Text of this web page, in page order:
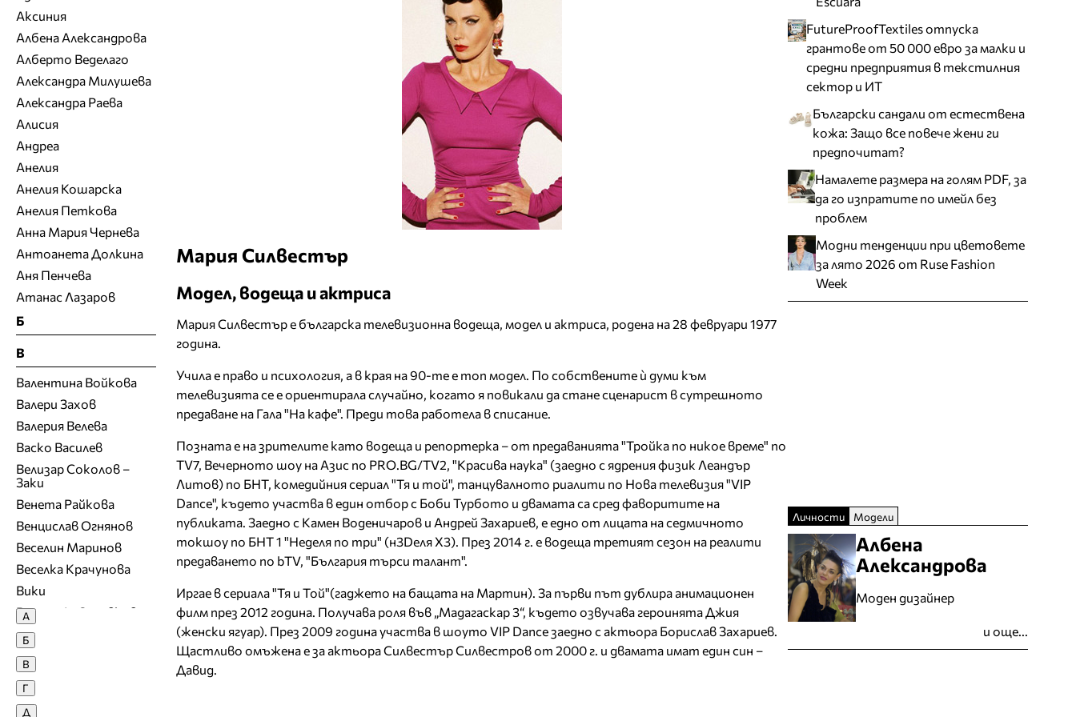
Мария Силвестър
Модел, водеща и актриса
Мария Силвестър е българска телевизионна водеща, модел и актриса, родена на 28 февруари 1977
година.
Учила е право и психология, а в края на 90-те е топ модел. По собствените ѝ думи към
телевизията се е ориентирала случайно, когато я повикали да стане сценарист в сутрешното
предаване на Гала "На кафе". Преди това работела в списание.
Позната е на зрителите като водеща и репортерка – от предаванията "Тройка по никое време" пo
TV7, Вечерното шоу на Азис по PRO.BG/TV2, "Красива наука" (заедно с ядрения физик Леандър
Литов) по БНТ, комедийния сериал "Тя и той", танцувалното риалити по Нова телевизия "VIP
Dance", където участва в един отбор с Боби Турбото и двамата са сред фаворитите на
публиката. Заедно с Камен Воденичаров и Андрей Захариев, е едно от лицата на седмичното
токшоу по БНТ 1 "Неделя по три" (н3Dеля Х3). През 2014 г. е водеща третият сезон на реалити
предаването по bTV, "България търси талант".
Иргае в сериала "Тя и Той"(гаджето на бащата на Мартин). За първи път дублира анимационен
филм през 2012 година. Получава роля във „Мадагаскар 3“, където озвучава героинята Джия
(женски ягуар). През 2009 година участва в шоуто VIP Dance заедно с актьора Борислав Захариев.
Щастливо омъжена е за актьора Силвестър Силвестров от 2000 г. и двамата имат един син –
Давид.
Аксиния
Албена Александрова
Алберто Веделаго
Александра Милушева
Александра Раева
Алисия
Андреа
Анелия
Анелия Кошарска
Анелия Петкова
Анна Мария Чернева
Антоанета Долкина
Аня Пенчева
Атанас Лазаров
Б
В
Валентина Войкова
Валери Захов
Валерия Велева
Васко Василев
Велизар Соколов –
Заки
Венета Райкова
Венцислав Огнянов
Веселин Маринов
Веселка Крачунова
Вики
Виргини\я Здравкова
Владимир Ампов -
Графа
Владимир Карамазов
Вяра Георгиева
А
Б
В
Г
Д
FutureProofTextiles отпуска
грантове от 50 000 евро за малки и
средни предприятия в текстилния
сектор и ИТ
Български сандали от естествена
кожа: Защо все повече жени ги
предпочитат?
Намалете размера на голям PDF, за
да го изпратите по имейл без
проблем
Модни тенденции при цветовете
за лято 2026 от Ruse Fashion
Week
Личности Модели
Албена
Александрова
Моден дизайнер
и още...